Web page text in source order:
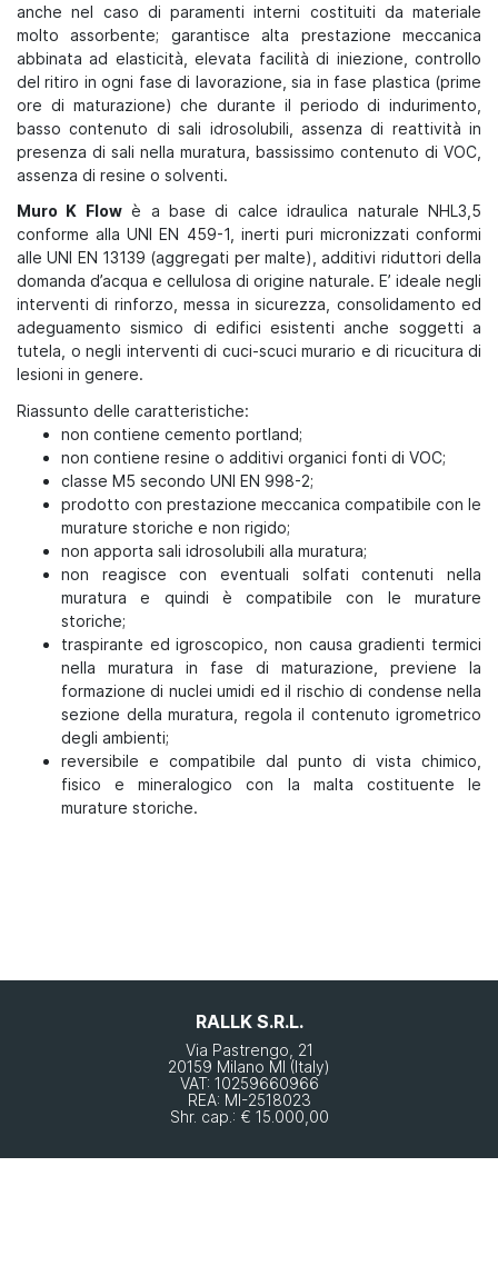
anche nel caso di paramenti interni costituiti da materiale
molto assorbente; garantisce alta prestazione meccanica
abbinata ad elasticità, elevata facilità di iniezione, controllo
del ritiro in ogni fase di lavorazione, sia in fase plastica (prime
ore di maturazione) che durante il periodo di indurimento,
basso contenuto di sali idrosolubili, assenza di reattività in
presenza di sali nella muratura, bassissimo contenuto di VOC,
assenza di resine o solventi.
Muro K Flowè a base di calce idraulica naturale NHL3,5
conforme alla UNI EN 459-1, inerti puri micronizzati conformi
alle UNI EN 13139 (aggregati per malte), additivi riduttori della
domanda d’acqua e cellulosa di origine naturale. E’ ideale negli
interventi di rinforzo, messa in sicurezza, consolidamento ed
adeguamento sismico di edifici esistenti anche soggetti a
tutela, o negli interventi di cuci-scuci murario e di ricucitura di
lesioni in genere.
Riassunto delle caratteristiche:
non contiene cemento portland;
non contiene resine o additivi organici fonti di VOC;
classe M5 secondo UNI EN 998-2;
prodotto con prestazione meccanica compatibile con le
murature storiche e non rigido;
non apporta sali idrosolubili alla muratura;
non reagisce con eventuali solfati contenuti nella
muratura e quindi è compatibile con le murature
storiche;
traspirante ed igroscopico, non causa gradienti termici
nella muratura in fase di maturazione, previene la
formazione di nuclei umidi ed il rischio di condense nella
sezione della muratura, regola il contenuto igrometrico
degli ambienti;
reversibile e compatibile dal punto di vista chimico,
fisico e mineralogico con la malta costituente le
murature storiche.
RALLK S.R.L.
Via Pastrengo, 21
20159 Milano MI (Italy)
VAT: 10259660966
REA: MI-2518023
Shr. cap.: € 15.000,00